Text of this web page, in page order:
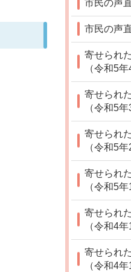
市民の声
市民の声
寄せられ
（令和5年
寄せられ
（令和5年
寄せられ
（令和5年
寄せられ
（令和5年
寄せられ
（令和4年
寄せられ
（令和4年